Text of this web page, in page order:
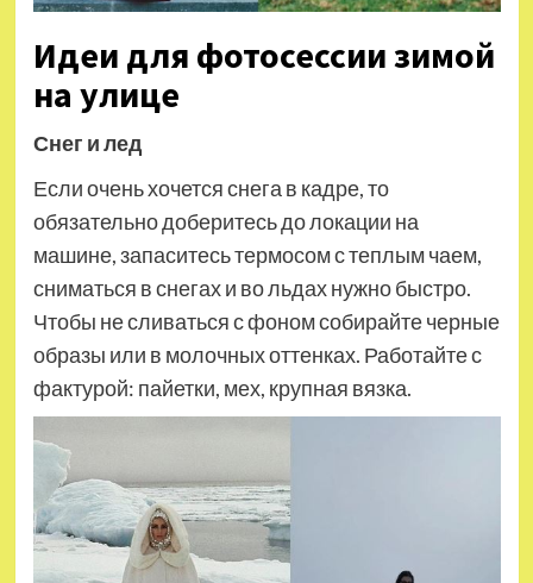
Идеи для фотосессии зимой
на улице
Снег и лед
Если очень хочется снега в кадре, то
обязательно доберитесь до локации на
машине, запаситесь термосом с теплым чаем,
сниматься в снегах и во льдах нужно быстро.
Чтобы не сливаться с фоном собирайте черные
образы или в молочных оттенках. Работайте с
фактурой: пайетки, мех, крупная вязка.